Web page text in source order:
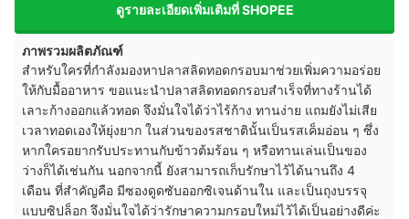
ดูรายละเอียดเพิ่มเติมที่ SHOPEE
ภาพรวมผลิตภัณฑ์
สำหรับใครที่กำลังมองหาปลาสลิดทอดกรอบมาช่วยเพิ่มความอร่อย
ให้กับมื้ออาหาร ขอแนะนำปลาสลิดทอดกรอบสำเร็จที่ทางร้านได้
เลาะก้างออกแล้วทอด จึงมั่นใจได้ว่าไร้ก้าง ทานง่าย แถมยังไม่เสีย
เวลาทอดเองให้ยุ่งยาก ในส่วนของรสชาตินั้นเป็นรสเค็มอ่อน ๆ ซึ่ง
หากใครอยากรับประทานกับข้าวต้มร้อน ๆ หรือทานเล่นเป็นของ
ว่างก็ได้เช่นกัน นอกจากนี้ ยังสามารถเก็บรักษาไว้ได้นานถึง 4
เดือน ที่สำคัญคือ มีซองดูดซับออกซิเจนด้านใน และเป็นถุงบรรจุ
แบบซิปล็อก จึงมั่นใจได้ว่ารักษาความกรอบใหม่ไว้ได้เป็นอย่างดีค่ะ